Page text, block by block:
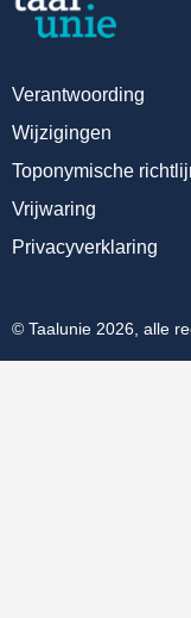
Verantwoording
Wijzigingen
Toponymische
Vrijwaring
Privacyverklaring
© Taalunie 2026, alle